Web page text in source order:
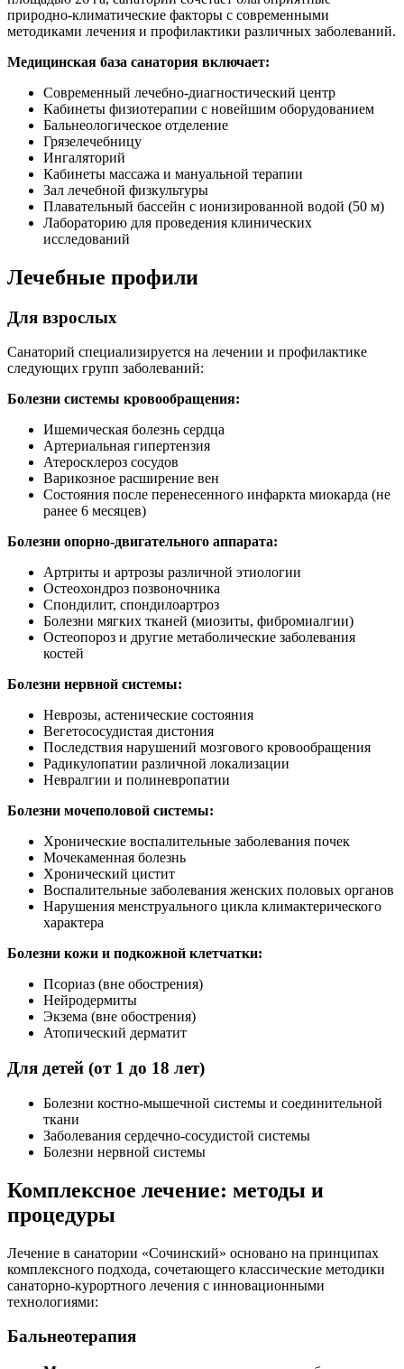
природно-климатические факторы с современными
методиками лечения и профилактики различных заболеваний.
Медицинская база санатория включает:
Современный лечебно-диагностический центр
Кабинеты физиотерапии с новейшим оборудованием
Бальнеологическое отделение
Грязелечебницу
Ингаляторий
Кабинеты массажа и мануальной терапии
Зал лечебной физкультуры
Плавательный бассейн с ионизированной водой (50 м)
Лабораторию для проведения клинических
исследований
Лечебные профили
Для взрослых
Санаторий специализируется на лечении и профилактике
следующих групп заболеваний:
Болезни системы кровообращения:
Ишемическая болезнь сердца
Артериальная гипертензия
Атеросклероз сосудов
Варикозное расширение вен
Состояния после перенесенного инфаркта миокарда (не
ранее 6 месяцев)
Болезни опорно-двигательного аппарата:
Артриты и артрозы различной этиологии
Остеохондроз позвоночника
Спондилит, спондилоартроз
Болезни мягких тканей (миозиты, фибромиалгии)
Остеопороз и другие метаболические заболевания
костей
Болезни нервной системы:
Неврозы, астенические состояния
Вегетососудистая дистония
Последствия нарушений мозгового кровообращения
Радикулопатии различной локализации
Невралгии и полиневропатии
Болезни мочеполовой системы:
Хронические воспалительные заболевания почек
Мочекаменная болезнь
Хронический цистит
Воспалительные заболевания женских половых органов
Нарушения менструального цикла климактерического
характера
Болезни кожи и подкожной клетчатки:
Псориаз (вне обострения)
Нейродермиты
Экзема (вне обострения)
Атопический дерматит
Для детей (от 1 до 18 лет)
Болезни костно-мышечной системы и соединительной
ткани
Заболевания сердечно-сосудистой системы
Болезни нервной системы
Комплексное лечение: методы и
процедуры
Лечение в санатории «Сочинский» основано на принципах
комплексного подхода, сочетающего классические методики
санаторно-курортного лечения с инновационными
технологиями:
Бальнеотерапия